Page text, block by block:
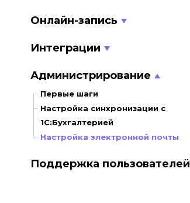
Онлайн-запись
Интеграции
Администрирование
Первые шаги
Настройка синхронизации с
1С:Бухгалтерией
Настройка электронной почты
Поддержка пользователей